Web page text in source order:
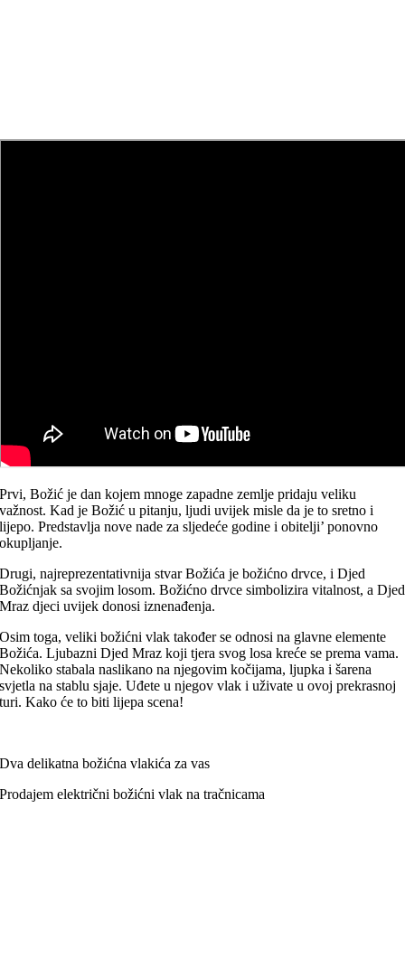
Prvi, Božić je dan kojem mnoge zapadne zemlje pridaju veliku
važnost. Kad je Božić u pitanju, ljudi uvijek misle da je to sretno i
lijepo. Predstavlja nove nade za sljedeće godine i obitelji’ ponovno
okupljanje.
Drugi, najreprezentativnija stvar Božića je božićno drvce, i Djed
Božićnjak sa svojim losom. Božićno drvce simbolizira vitalnost, a Djed
Mraz djeci uvijek donosi iznenađenja.
Osim toga, veliki božićni vlak također se odnosi na glavne elemente
Božića. Ljubazni Djed Mraz koji tjera svog losa kreće se prema vama.
Nekoliko stabala naslikano na njegovim kočijama, ljupka i šarena
svjetla na stablu sjaje. Uđete u njegov vlak i uživate u ovoj prekrasnoj
turi. Kako će to biti lijepa scena!
Dva delikatna božićna vlakića za vas
Prodajem električni božićni vlak na tračnicama